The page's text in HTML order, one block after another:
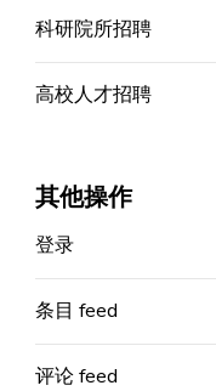
科研院所招聘
高校人才招聘
其他操作
登录
条目 feed
评论 feed